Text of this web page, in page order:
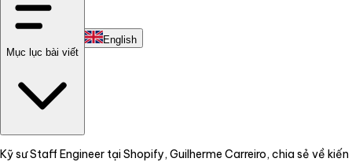
Liên hệ
English
Mục lục bài viết
Kỹ sư Staff Engineer tại Shopify, Guilherme Carreiro, chia sẻ về kiến